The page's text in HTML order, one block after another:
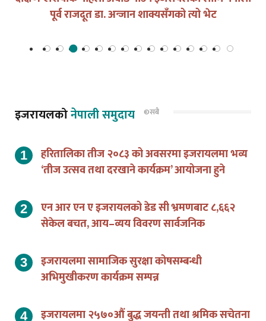
पूर्व राजदूत डा. अन्जान शाक्यसँगको त्यो भेट
इजरायलकोनेपाली समुदाय ©सबै
हरितालिका तीज २०८३ को अवसरमा इजरायलमा भव्य
‘तीज उत्सव तथा दरखाने कार्यक्रम’ आयोजना हुने
एन आर एन ए इजरायलको डेड सी भ्रमणबाट ८,६६२
सेकेल बचत, आय–व्यय विवरण सार्वजनिक
इजरायलमा सामाजिक सुरक्षा कोषसम्बन्धी
अभिमुखीकरण कार्यक्रम सम्पन्न
इजरायलमा २५७०औं बुद्ध जयन्ती तथा श्रमिक सचेतना